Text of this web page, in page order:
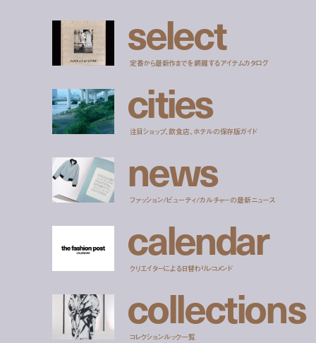
select
定番から最新作までを網羅するアイテムカタログ
cities
注目ショップ、飲食店、ホテルの保存版ガイド
news
ファッション/ビューティ/カルチャーの最新ニュース
calendar
クリエイターによる日替わりレコメンド
collections
コレクションルック一覧